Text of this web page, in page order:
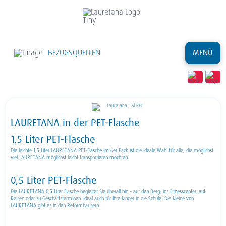
BEZUGSQUELLEN MENÜ
LAURETANA in der PET-Flasche
1,5 Liter PET-Flasche
Die leichte 1,5 Liter LAURETANA PET-Flasche im 6er Pack ist die ideale Wahl für alle, die möglichst
viel LAURETANA möglichst leicht transportieren möchten.
0,5 Liter PET-Flasche
Die LAURETANA 0,5 Liter Flasche begleitet Sie überall hin – auf den Berg, ins Fitnesscenter, auf
Reisen oder zu Geschäftsterminen. Ideal auch für Ihre Kinder in die Schule! Die Kleine von
LAURETANA gibt es in den Reformhäusern.